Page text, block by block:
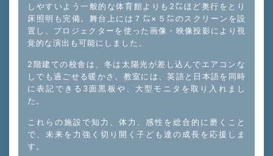
しやすいよう一般的な体育館よりも2㍍ほど奥行をとり
床照明も完備。舞台上には７㍍×５㍍のスクリーンを設
置し、プロジェクターを使った画像・映像投影により視
覚的な演出も可能にしました。
2階建ての校舎は、冬は太陽光が差し込んでエアコンな
しでも過ごせる暖かさ。教室には、英語と日本語を同時
に表記できる3面黒板や、大型モニタを取り入れまし
た。
これらの施設で知力、体力、感性を総合的に磨くこと
で、未来を力強く切り開く子ども達の成長を応援しま
す。